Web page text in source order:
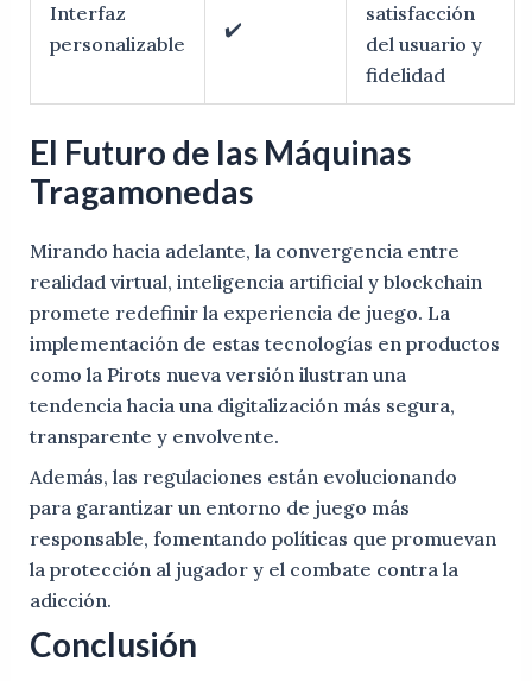
Interfaz
personalizable
✔️
satisfacción
del usuario y
fidelidad
El Futuro de las Máquinas
Tragamonedas
Mirando hacia adelante, la convergencia entre
realidad virtual, inteligencia artificial y blockchain
promete redefinir la experiencia de juego. La
implementación de estas tecnologías en productos
como la Pirots nueva versión ilustran una
tendencia hacia una digitalización más segura,
transparente y envolvente.
Además, las regulaciones están evolucionando
para garantizar un entorno de juego más
responsable, fomentando políticas que promuevan
la protección al jugador y el combate contra la
adicción.
Conclusión